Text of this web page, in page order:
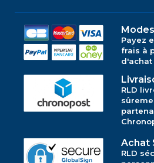
Payez
frais à
d'achat
RLD
Achat
RLD